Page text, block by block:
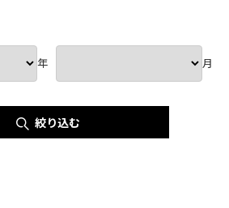
年 月
絞り込む